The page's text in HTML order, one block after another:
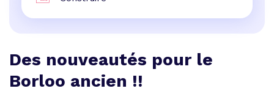
Des nouveautés pour le
Borloo ancien !!